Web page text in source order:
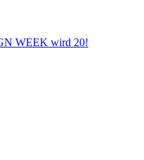
WEEK wird 20!